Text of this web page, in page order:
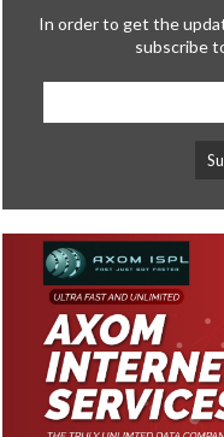
In order to get the
subscribe